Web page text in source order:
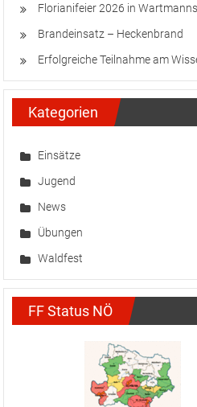
Florianifeier 2026 in
Brandeinsatz – Heckenbrand
Erfolgreiche Teilnahme am
Kategorien
Einsätze
Jugend
News
Übungen
Waldfest
FF Status NÖ